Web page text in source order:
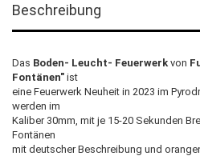
Beschreibung
Das Boden- Leucht- Feuerwerk von
Fontänen" ist
eine Feuerwerk Neuheit in 2023 im
werden im
Kaliber 30mm, mit je 15-20 Sekunden
Fontänen
mit deutscher Beschreibung und